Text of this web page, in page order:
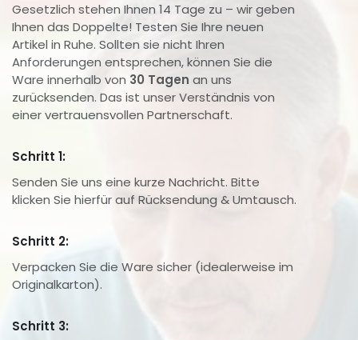
Gesetzlich stehen Ihnen 14 Tage zu – wir geben
Ihnen das Doppelte! Testen Sie Ihre neuen
Artikel in Ruhe. Sollten sie nicht Ihren
Anforderungen entsprechen, können Sie die
Ware innerhalb von 30 Tagen an uns
zurücksenden. Das ist unser Verständnis von
einer vertrauensvollen Partnerschaft.
Schritt 1:
Senden Sie uns eine kurze Nachricht. Bitte
klicken Sie hierfür auf Rücksendung & Umtausch.
Schritt 2:
Verpacken Sie die Ware sicher (idealerweise im
Originalkarton).
Schritt 3: